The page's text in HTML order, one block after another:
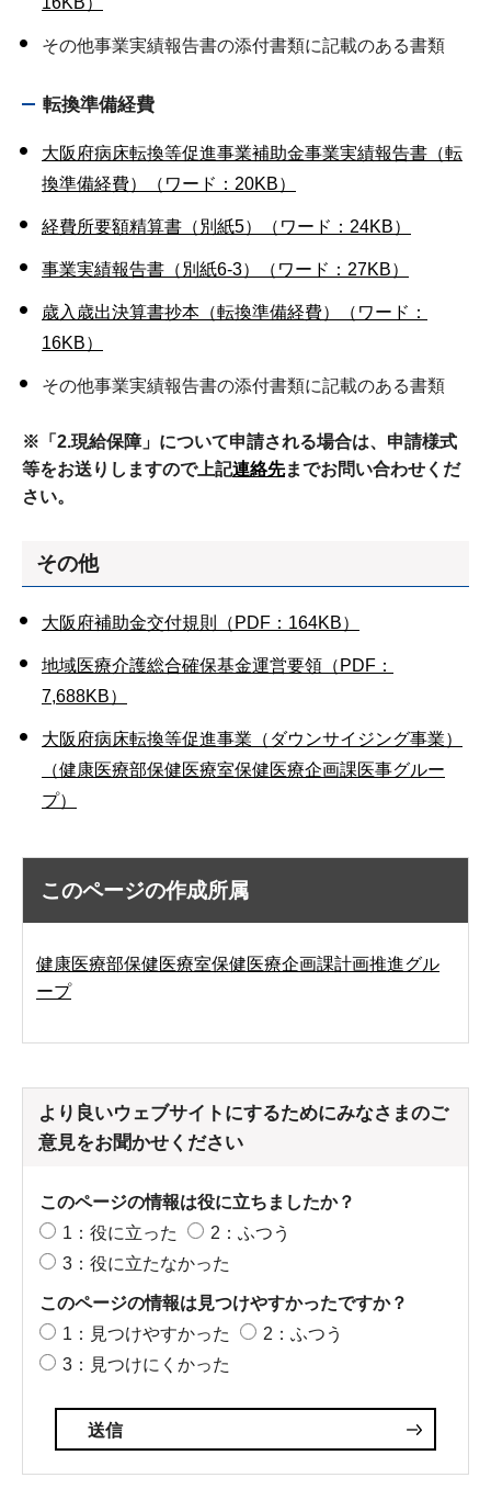
その他事業実績報告書の添付書類に記載のある書類
転換準備経費
大阪府病床転換等促進事業補助金事業実績報告書（転
換準備経費）（ワード：20KB）
経費所要額精算書（別紙5）（ワード：24KB）
事業実績報告書（別紙6-3）（ワード：27KB）
歳入歳出決算書抄本（転換準備経費）（ワード：
16KB）
その他事業実績報告書の添付書類に記載のある書類
※「2.現給保障」について申請される場合は、申請様式
等をお送りしますので上記連絡先までお問い合わせくだ
さい。
その他
大阪府補助金交付規則（PDF：164KB）
地域医療介護総合確保基金運営要領（PDF：
7,688KB）
大阪府病床転換等促進事業（ダウンサイジング事業）
（健康医療部保健医療室保健医療企画課医事グルー
プ）
このページの作成所属
健康医療部保健医療室保健医療企画課計画推進グル
ープ
より良いウェブサイトにするためにみなさまのご
意見をお聞かせください
このページの情報は役に立ちましたか？
1：役に立った
2：ふつう
3：役に立たなかった
このページの情報は見つけやすかったですか？
1：見つけやすかった
2：ふつう
3：見つけにくかった